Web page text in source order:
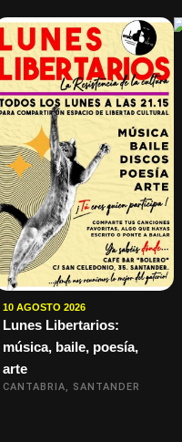
10 AGOSTO 2026
Lunes Libertarios:
música, baile, poesía,
arte
CANTABRIA, SANTANDER